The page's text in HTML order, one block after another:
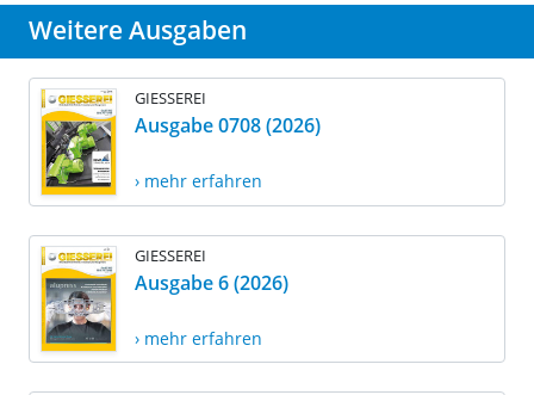
Weitere Ausgaben
GIESSEREI
Ausgabe 0708 (2026)
› mehr erfahren
GIESSEREI
Ausgabe 6 (2026)
› mehr erfahren